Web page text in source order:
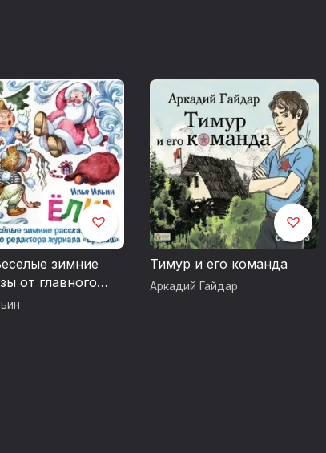
зимние
от главного
журнала
Тимур и его команда
Аркадий Гайдар